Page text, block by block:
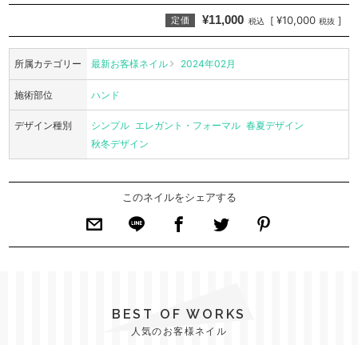
定価 ¥11,000 税込 [ ¥10,000 税抜 ]
所属カテゴリー 最新お客様ネイル 2024年02月
施術部位 ハンド
デザイン種別 シンプル エレガント・フォーマル 春夏デザイン
秋冬デザイン
このネイルをシェアする
BEST OF WORKS
人気のお客様ネイル